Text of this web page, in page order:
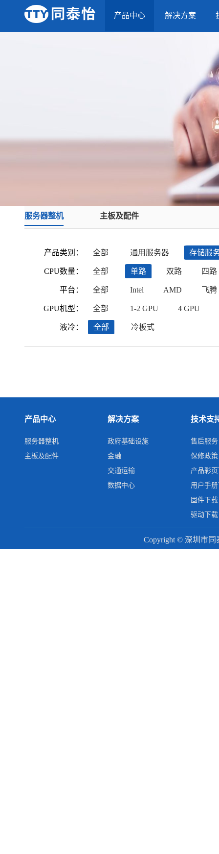
产品中心 解决方案
服务器整机 主板及配件
产品类别：
CPU数量：
平台：
GPU机型：
液冷：
全部 通用服务器 存储服
全部 单路 双路 四路
全部 Intel AMD 飞腾
全部 1-2 GPU 4 GPU
全部 冷板式
产品中心
服务器整机
主板及配件
解决方案
政府基础设施
金融
交通运输
数据中心
技术支
售后服务
保修政策
产品彩
用户手
固件下载
驱动下载
Copyright © 深圳市同